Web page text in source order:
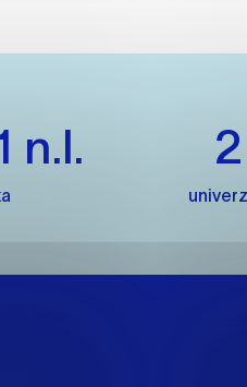
n.l. 2
fungovať.
pochopiť, ako